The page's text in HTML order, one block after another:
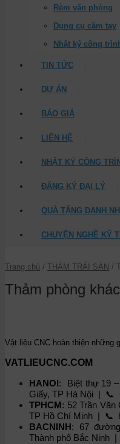
Rèm văn phòng
Dụng cụ cầm tay
Nhật ký công
TIN TỨC
DỰ ÁN
BÁO GIÁ
LIÊN HỆ
NHẬT KÝ CÔNG
ĐĂNG KÝ ĐẠI LÝ
QUÀ TẶNG DANH
CHUYỆN NGHỀ KỸ
Trang chủ / THẢM TRẢI SÀN /
Thảm phòng
Vật liệu CNC hoàn thiện những
VATLIEUCNC.COM
HANOI : Biệt thự 19 –
Giấy, TP Hà Nội | 📞
TPHCM : 52 Trần Văn
TP Hồ Chí Minh | 📞
BACNINH : 67
Thành phố Bắc Ninh